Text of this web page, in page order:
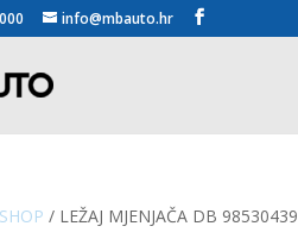
info@mbauto.hr
/ LEŽAJ MJENJAČA DB 98530439